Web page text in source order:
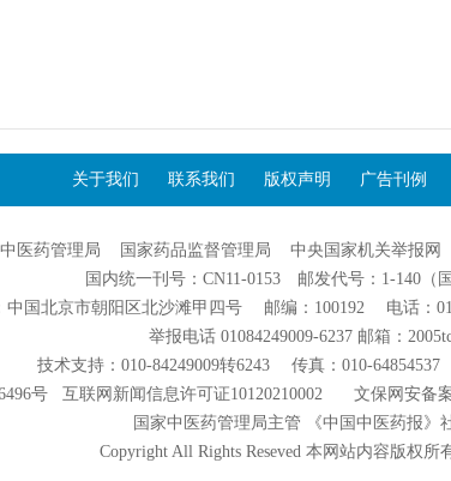
关于我们 联系我们 版权声明 广告刊例
医药管理局 国家药品监督管理局 中央国家机关举报网
国内统一刊号：CN11-0153 邮发代号：1-140（
中国北京市朝阳区北沙滩甲四号 邮编：100192 电话：
举报电话 01084249009-6237 邮箱：
技术支持：010-84249009转6243 传真：010-64854537
号
互联网新闻信息许可证10120210002文保网安备
国家中医药管理局主管 《中国中医药报》
Copyright All Rights Reseved 本网站内容版权